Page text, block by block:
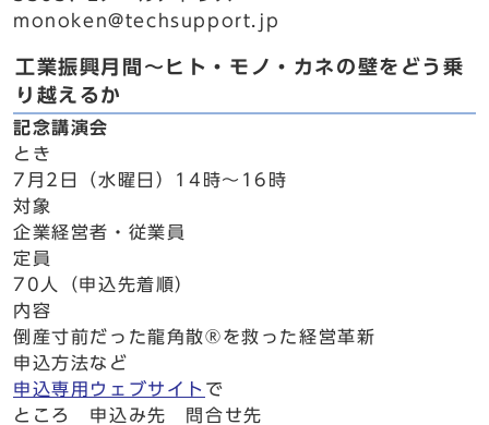
monoken@techsupport.jp
工業振興月間～ヒト・モノ・カネの壁をどう乗
り越えるか
記念講演会
とき
7月2日（水曜日）14時～16時
対象
企業経営者・従業員
定員
70人（申込先着順）
内容
倒産寸前だった龍角散®を救った経営革新
申込方法など
申込専用ウェブサイト で
ところ 申込み先 問合せ先